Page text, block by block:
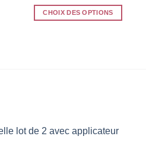
CHOIX DES OPTIONS
être
choisies
lot de 2 avec applicateur